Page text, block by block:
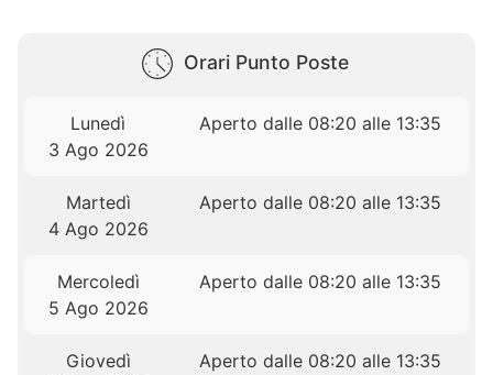
Orari Punto Poste
Lunedì
3 Ago 2026
Aperto dalle 08:20 alle 13:35
Martedì
4 Ago 2026
Aperto dalle 08:20 alle 13:35
Mercoledì
5 Ago 2026
Aperto dalle 08:20 alle 13:35
Giovedì
Aperto dalle 08:20 alle 13:35